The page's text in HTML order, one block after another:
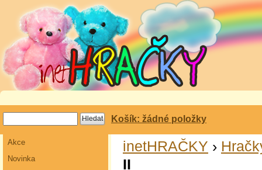
Košík: žádné položky
Akce
Novinka
inetHRAČKY ›
II